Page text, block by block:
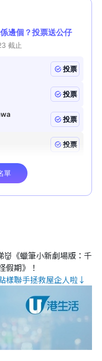
👹《蠟筆小新劇場版：千
假期》！
樣聯手拯救屋企人啦↓